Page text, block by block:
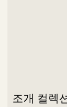
조개 컬렉